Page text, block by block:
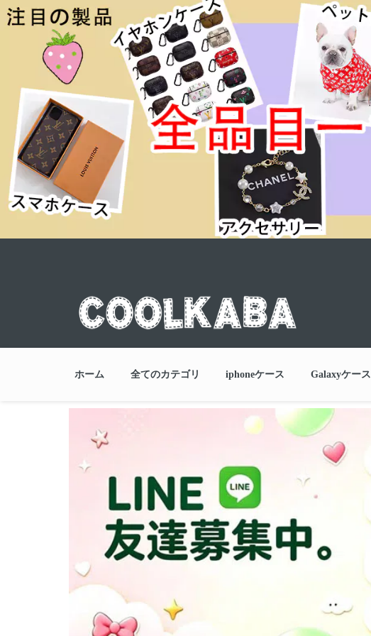
ホーム 全てのカテゴリ iphoneケース Galaxyケース